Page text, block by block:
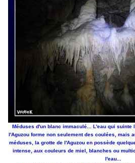
Méduses d'un blanc immaculé... L'eau qui suinte
l'Aguzou forme non seulement des coulées, mais
méduses, la grotte de l'Aguzou en possède
intense, aux couleurs de miel, blanches ou
l'eau...